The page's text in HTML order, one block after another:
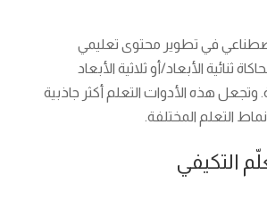
في تطوير محتوى تعليمي
ثنائية الأبعاد/أو ثلاثية الأبعاد
وتجعل هذه الأدوات التعلم أكثر جاذبية
التعلم المختلفة.
التكيفي